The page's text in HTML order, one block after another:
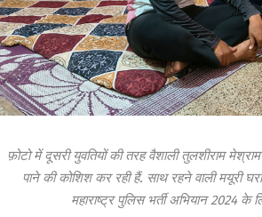
फ़ोटो में दूसरी युवतियों की तरह वैशाली तुलशीराम
पाने की कोशिश कर रही हैं. साथ रहने वाली मयूरी
महाराष्ट्र पुलिस भर्ती अभियान 2024 के